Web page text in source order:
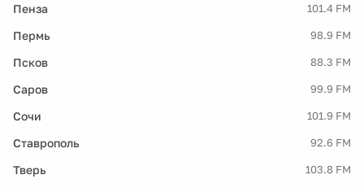
Пенза 101.4 FM
Пермь 98.9 FM
Псков 88.3 FM
Саров 99.9 FM
Сочи 101.9 FM
Ставрополь 92.6 FM
Тверь 103.8 FM